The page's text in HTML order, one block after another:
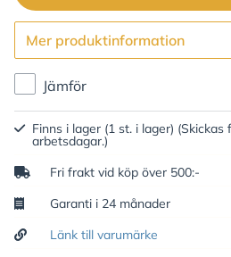
Gå till
Mer produktinformation
Jämför
Finns i lager (1 st. i lager) (Skickas
arbetsdagar.)
Fri frakt vid köp över 500:-
Garanti i 24 månader
Länk till varumärke